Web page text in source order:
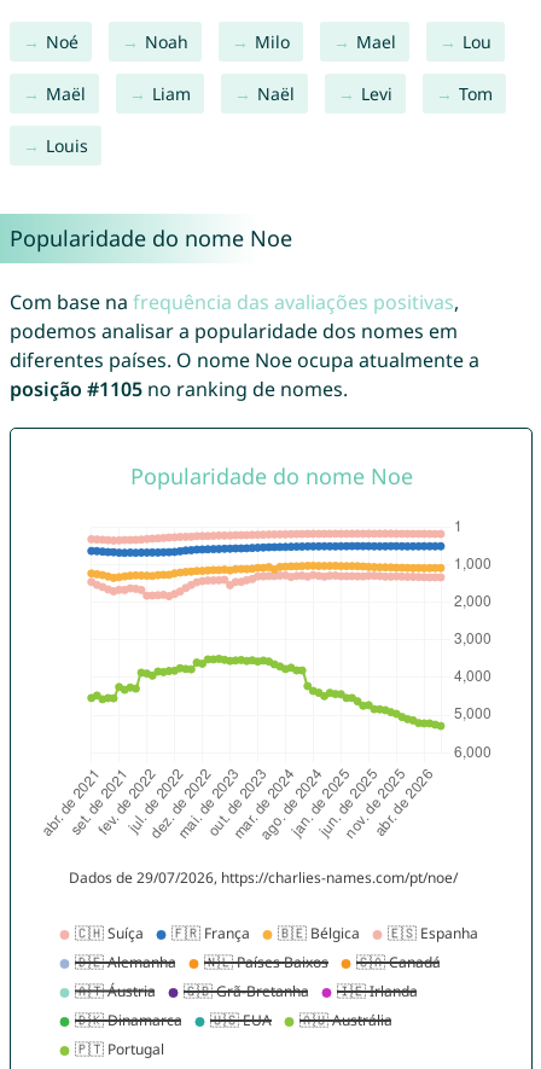
Noé Noah Milo Mael Lou
Maël Liam Naël Levi Tom
Louis
Popularidade do nome Noe
Com base na frequência das avaliações positivas,
podemos analisar a popularidade dos nomes em
diferentes países. O nome Noe ocupa atualmente a
posição #1105no ranking de nomes.